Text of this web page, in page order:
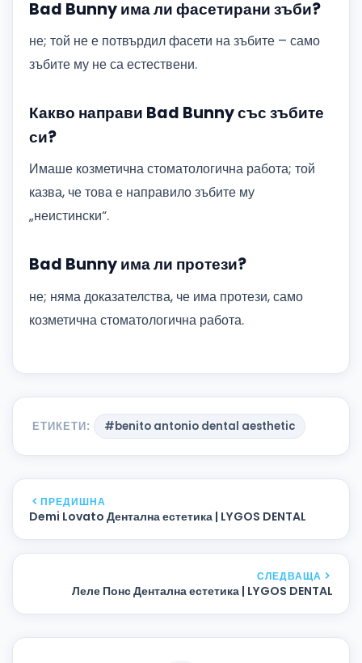
Bad Bunny има ли фасетирани зъби?
не; той не е потвърдил фасети на зъбите – само
зъбите му не са естествени.
Какво направи Bad Bunny със зъбите
си?
Имаше козметична стоматологична работа; той
казва, че това е направило зъбите му
„неистински“.
Bad Bunny има ли протези?
не; няма доказателства, че има протези, само
козметична стоматологична работа.
ЕТИКЕТИ: #benito antonio dental aesthetic
ПРЕДИШНА
Demi Lovato Дентална естетика | LYGOS DENTAL
СЛЕДВАЩА
Леле Понс Дентална естетика | LYGOS DENTAL